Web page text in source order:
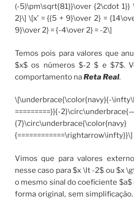
(-5)\pm\sqrt{81}}\over {2\cdot
2}\] \[x’ = {{5 + 9}\over 2} =
9}\over 2} = {-4\over 2} = -2\]
Temos pois para valores que
$x$ os números $-2 $ e $7$.
comportamento naReta Real.
\[\underbrace{\color{navy}{-
=========}}{-
{7}\circ\underbrace{\color{navy}
{============\rightarrow\infty}}\]
Vimos que para valores
nesse caso para $x \lt -2$ ou $x
o mesmo sinal do coeficiente $a$
forma original, sem